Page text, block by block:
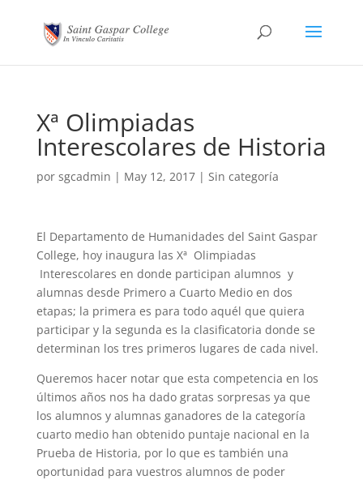
Xª Olimpiadas
Interescolares de Historia
por sgcadmin | May 12, 2017| Sin categoría
El Departamento de Humanidades del Saint Gaspar
College, hoy inaugura las Xª Olimpiadas
Interescolares en donde participan alumnos y
alumnas desde Primero a Cuarto Medio en dos
etapas; la primera es para todo aquél que quiera
participar y la segunda es la clasificatoria donde se
determinan los tres primeros lugares de cada nivel.
Queremos hacer notar que esta competencia en los
últimos años nos ha dado gratas sorpresas ya que
los alumnos y alumnas ganadores de la categoría
cuarto medio han obtenido puntaje nacional en la
Prueba de Historia, por lo que es también una
oportunidad para vuestros alumnos de poder